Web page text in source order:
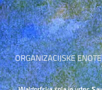
ORGANIZACIJSKE ENOTE